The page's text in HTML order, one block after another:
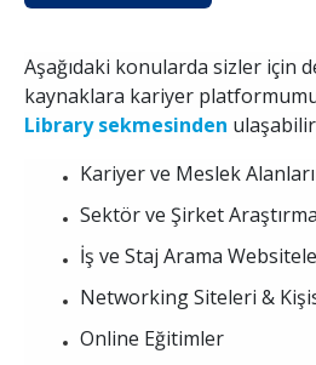
Aşağıdaki konularda sizler için
kaynaklara kariyer
Library sekmesinden
Kariyer ve Meslek
Sektör ve Şirket Araştırma
İş ve Staj Arama
Networking Siteleri &
Online Eğitimler